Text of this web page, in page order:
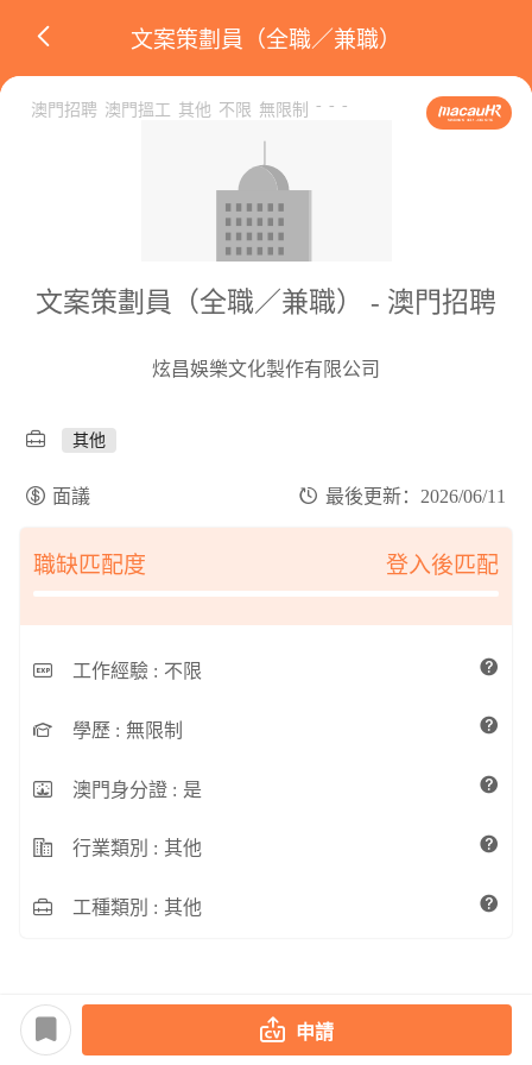
文案策劃員（全職／兼職）
澳門招聘 澳門搵工 其他 不限 無限制 - - -
文案策劃員（全職／兼職） - 澳門招聘
炫昌娛樂文化製作有限公司
其他
面議 最後更新：2026/06/11
職缺匹配度 登入後匹配
工作經驗 : 不限
學歷 : 無限制
澳門身分證 : 是
行業類別 : 其他
工種類別 : 其他
申請